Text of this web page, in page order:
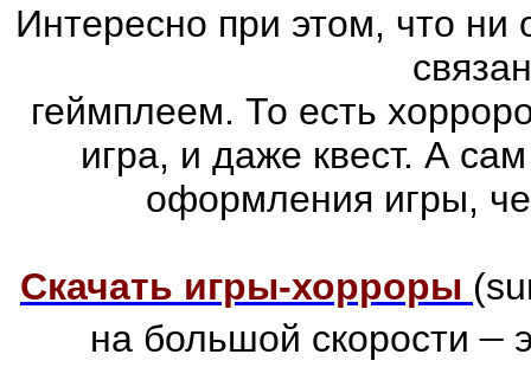
Интересно при этом, что ни
геймплеем. То есть
игра, и даже квест. А
оформления игры,
Скачать игры-хорроры
на большой скорости–